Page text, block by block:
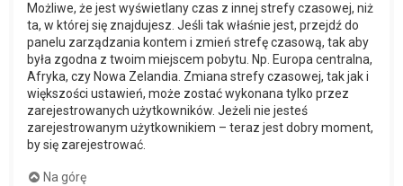
Możliwe, że jest wyświetlany czas z innej strefy czasowej, niż
ta, w której się znajdujesz. Jeśli tak właśnie jest, przejdź do
panelu zarządzania kontem i zmień strefę czasową, tak aby
była zgodna z twoim miejscem pobytu. Np. Europa centralna,
Afryka, czy Nowa Zelandia. Zmiana strefy czasowej, tak jak i
większości ustawień, może zostać wykonana tylko przez
zarejestrowanych użytkowników. Jeżeli nie jesteś
zarejestrowanym użytkownikiem – teraz jest dobry moment,
by się zarejestrować.
Na górę